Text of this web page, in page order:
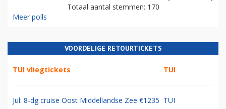
Totaal aantal stemmen: 170
Meer polls
VOORDELIGE RETOURTICKETS
TUI vliegtickets TUI
Jul: 8-dg cruise Oost Middellandse Zee €1235 TUI